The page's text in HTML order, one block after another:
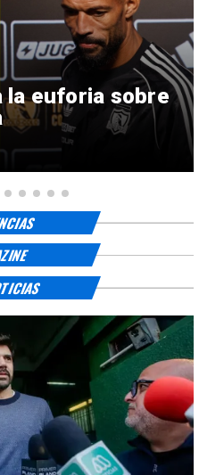
la euforia sobre